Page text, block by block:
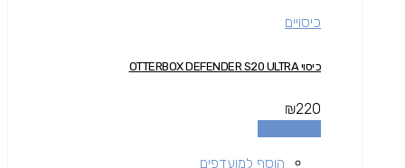
כיסויים
כיסוי OTTERBOX DEFENDER S20 ULTRA
₪220
הוסף למועדפים